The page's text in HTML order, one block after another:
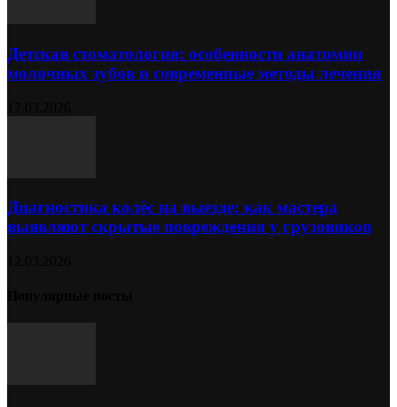
Детская стоматология: особенности анатомии
молочных зубов и современные методы лечения
Диагностика колёс на выезде: как мастера
выявляют скрытые повреждения у грузовиков